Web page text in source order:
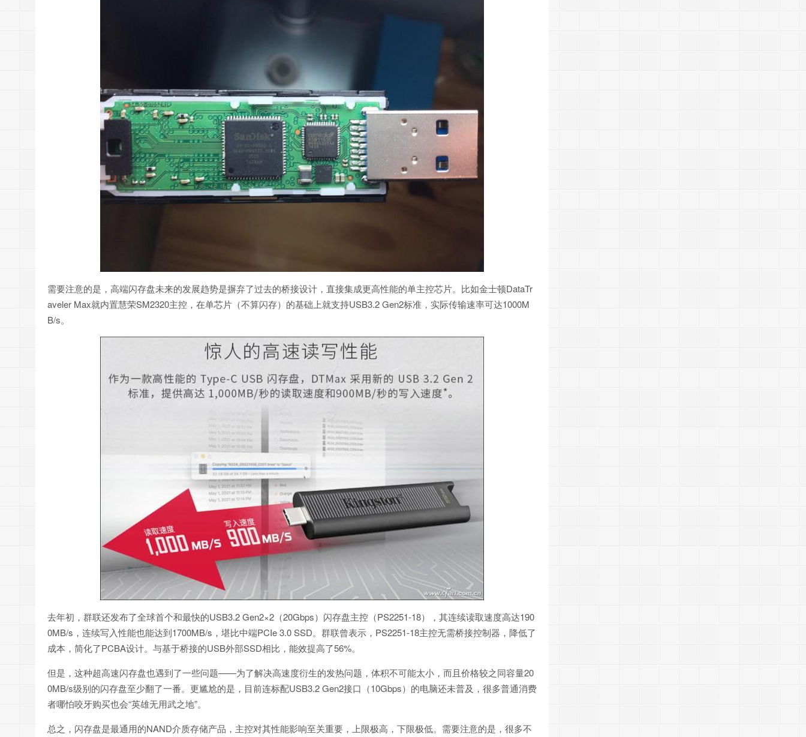
需要注意的是，高端闪存盘未来的发展趋势是摒弃了过去的桥接设计，直接集成更高性能的单主控芯片。比如金士顿DataTr
aveler Max就内置慧荣SM2320主控，在单芯片（不算闪存）的基础上就支持USB3.2 Gen2标准，实际传输速率可达1000M
B/s。
去年初，群联还发布了全球首个和最快的USB3.2 Gen2×2（20Gbps）闪存盘主控（PS2251-18），其连续读取速度高达190
0MB/s，连续写入性能也能达到1700MB/s，堪比中端PCIe 3.0 SSD。群联曾表示，PS2251-18主控无需桥接控制器，降低了
成本，简化了PCBA设计。与基于桥接的USB外部SSD相比，能效提高了56%。
但是，这种超高速闪存盘也遇到了一些问题——为了解决高速度衍生的发热问题，体积不可能太小，而且价格较之同容量20
0MB/s级别的闪存盘至少翻了一番。更尴尬的是，目前连标配USB3.2 Gen2接口（10Gbps）的电脑还未普及，很多普通消费
者哪怕咬牙购买也会“英雄无用武之地”。
总之，闪存盘是最通用的NAND介质存储产品，主控对其性能影响至关重要，上限极高，下限极低。需要注意的是，很多不